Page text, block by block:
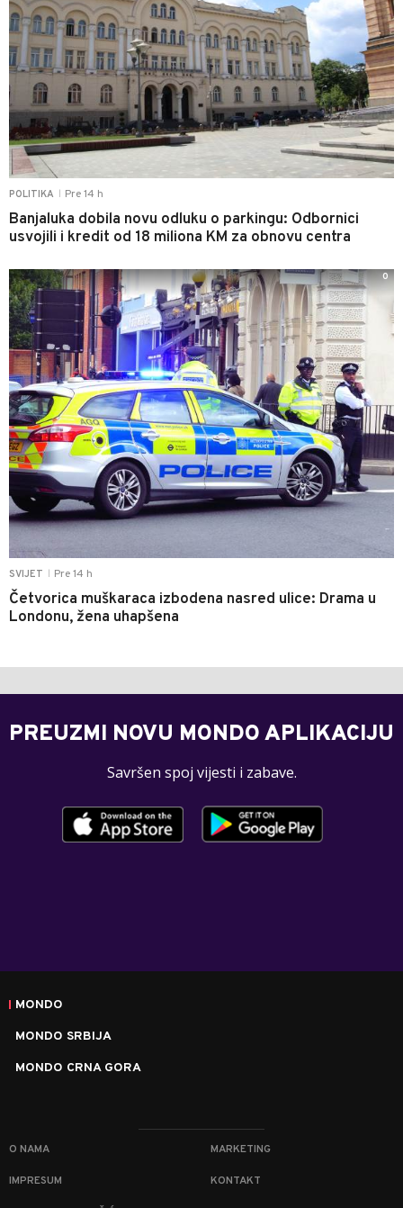
POLITIKA Pre 14 h
Banjaluka dobila novu odluku o parkingu: Odbornici
usvojili i kredit od 18 miliona KM za obnovu centra
SVIJET Pre 14 h
Četvorica muškaraca izbodena nasred ulice: Drama u
Londonu, žena uhapšena
0
PREUZMI NOVU MONDO APLIKACIJU
Savršen spoj vijesti i zabave.
MONDO
MONDO SRBIJA
MONDO CRNA GORA
O NAMA MARKETING
IMPRESUM KONTAKT